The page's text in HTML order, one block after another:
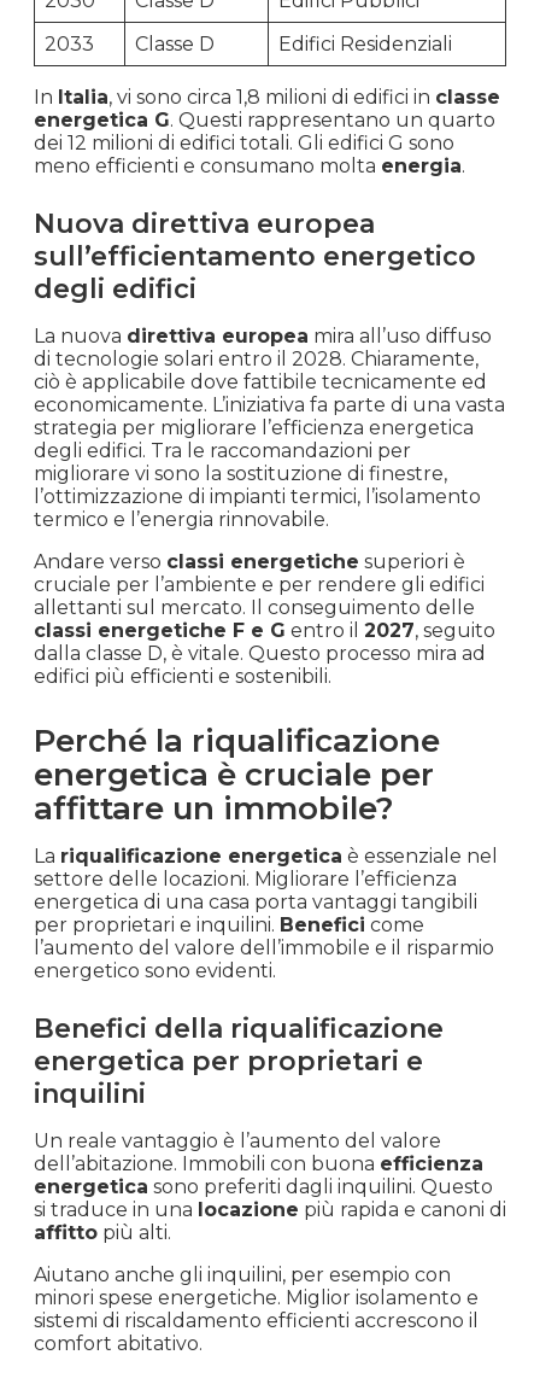
2033
Classe D Edifici Residenziali
In Italia, vi sono circa 1,8 milioni di edifici in classe
energetica G. Questi rappresentano un quarto
dei 12 milioni di edifici totali. Gli edifici G sono
meno efficienti e consumano molta energia.
Nuova direttiva europea
sull’efficientamento energetico
degli edifici
La nuova direttiva europea mira all’uso diffuso
di tecnologie solari entro il 2028. Chiaramente,
ciò è applicabile dove fattibile tecnicamente ed
economicamente. L’iniziativa fa parte di una vasta
strategia per migliorare l’efficienza energetica
degli edifici. Tra le raccomandazioni per
migliorare vi sono la sostituzione di finestre,
l’ottimizzazione di impianti termici, l’isolamento
termico e l’energia rinnovabile.
Andare verso classi energetiche superiori è
cruciale per l’ambiente e per rendere gli edifici
allettanti sul mercato. Il conseguimento delle
classi energetiche F e G entro il 2027, seguito
dalla classe D, è vitale. Questo processo mira ad
edifici più efficienti e sostenibili.
Perché la riqualificazione
energetica è cruciale per
affittare un immobile?
La riqualificazione energetica è essenziale nel
settore delle locazioni. Migliorare l’efficienza
energetica di una casa porta vantaggi tangibili
per proprietari e inquilini. Benefici come
l’aumento del valore dell’immobile e il risparmio
energetico sono evidenti.
Benefici della riqualificazione
energetica per proprietari e
inquilini
Un reale vantaggio è l’aumento del valore
dell’abitazione. Immobili con buona efficienza
energetica sono preferiti dagli inquilini. Questo
si traduce in una locazione più rapida e canoni di
affitto più alti.
Aiutano anche gli inquilini, per esempio con
minori spese energetiche. Miglior isolamento e
sistemi di riscaldamento efficienti accrescono il
comfort abitativo.